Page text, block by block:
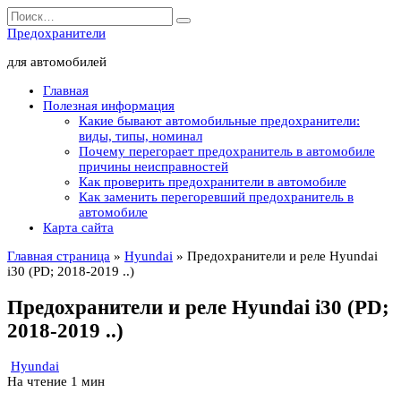
Перейти
к
содержанию
Search
for:
Предохранители
для автомобилей
Главная
Полезная информация
Какие бывают автомобильные предохранители:
виды, типы, номинал
Почему перегорает предохранитель в автомобиле
причины неисправностей
Как проверить предохранители в автомобиле
Как заменить перегоревший предохранитель в
автомобиле
Карта сайта
Главная страница » Hyundai » Предохранители и реле Hyundai
i30 (PD; 2018-2019 ..)
Предохранители и реле Hyundai i30 (PD;
2018-2019 ..)
Hyundai
На чтение 1 мин